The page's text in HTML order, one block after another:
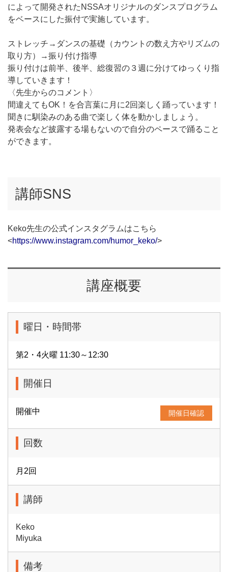
によって開発されたNSSAオリジナルのダンスプログラム
をベースにした振付で実施しています。
ストレッチ→ダンスの基礎（カウントの数え方やリズムの
取り方）→振り付け指導
振り付けは前半、後半、総復習の３週に分けてゆっくり指
導していきます！
〈先生からのコメント〉
間違えてもOK！を合言葉に月に2回楽しく踊っています！
聞きに馴染みのある曲で楽しく体を動かしましょう。
発表会など披露する場もないので自分のペースで踊ること
ができます。
講師SNS
Keko先生の公式インスタグラムはこちら
<https://www.instagram.com/humor_keko/>
講座概要
曜日・時間帯
第2・4火曜 11:30～12:30
開催日
開催中 開催日確認
回数
月2回
講師
Keko
Miyuka
備考